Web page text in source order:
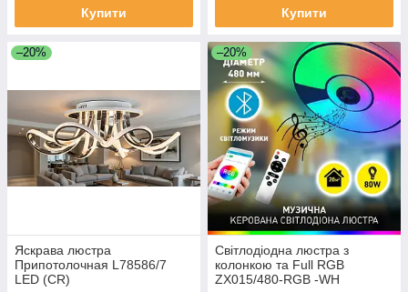
Купити Купити
–20%
Яскрава люстра
Припотолочная L78586/7
LED (CR)
–20%
Світлодіодна люстра з
колонкою та Full RGB
ZX015/480-RGB -WH